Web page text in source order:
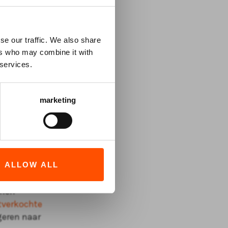
our traffic. We also share
who may combine it with
marketing
ALLOW ALL
Kees
in het
nog niet
die in
van
van
naar